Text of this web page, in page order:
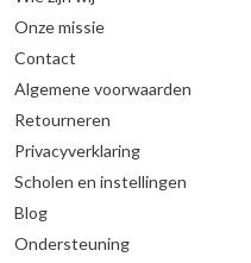
Onze missie
Contact
Algemene voorwaarden
Retourneren
Privacyverklaring
Scholen en instellingen
Blog
Ondersteuning